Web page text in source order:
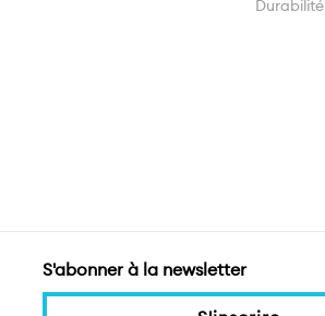
Durabilité
S'abonner à la newsletter